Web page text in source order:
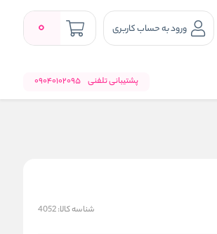
ورود به حساب کاربری 0
پشتیبانی تلفنی 09040102095
شناسه کالا:4052